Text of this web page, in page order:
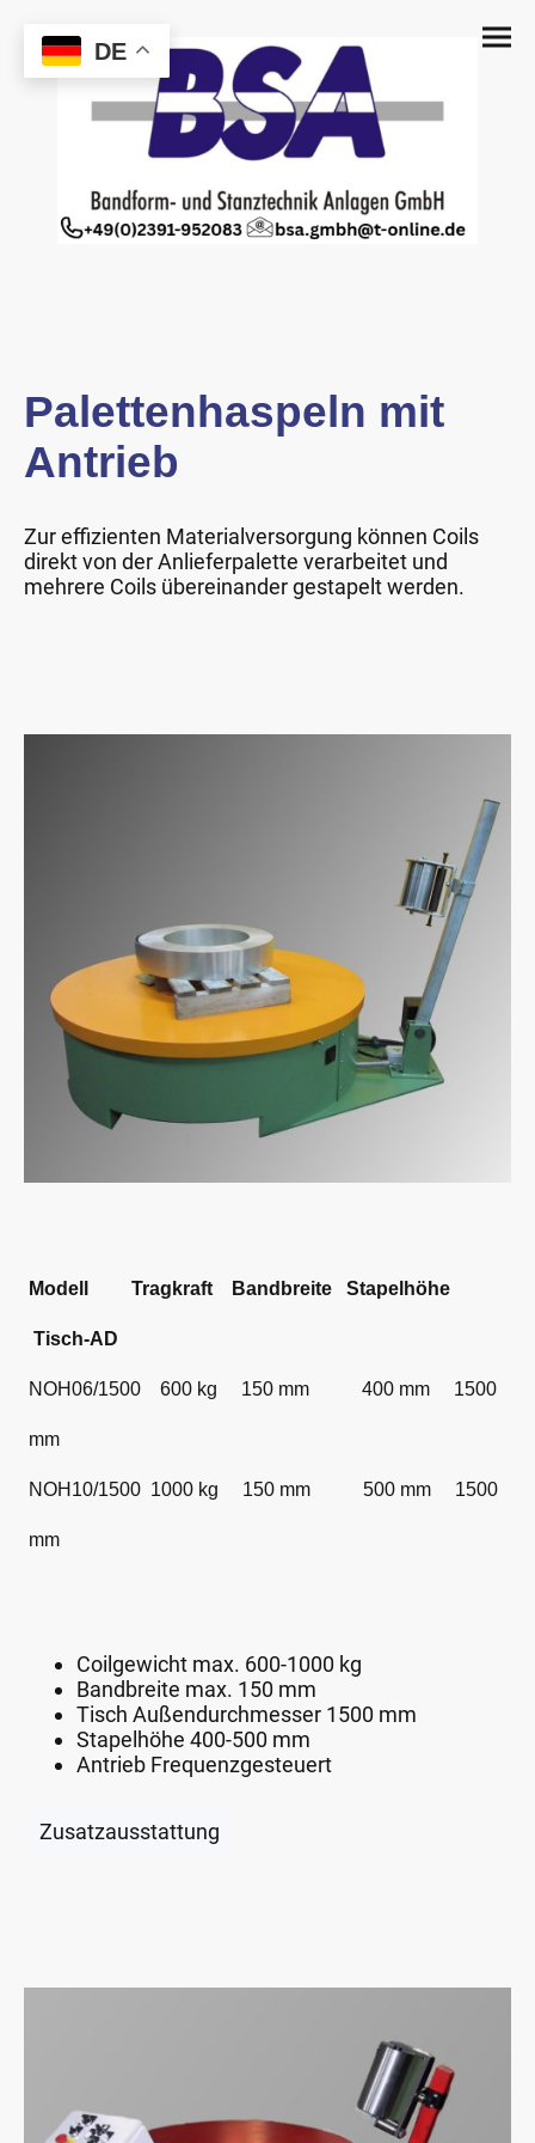
Palettenhaspeln mit
Antrieb
Zur effizienten Materialversorgung können Coils
direkt von der Anlieferpalette verarbeitet und
mehrere Coils übereinander gestapelt werden.
Modell Tragkraft Bandbreite Stapelhöhe
Tisch-AD
NOH06/1500 600 kg 150 mm 400 mm 1500
mm
NOH10/1500 1000 kg 150 mm 500 mm 1500
mm
Coilgewicht max. 600-1000 kg
Bandbreite max. 150 mm
Tisch Außendurchmesser 1500 mm
Stapelhöhe 400-500 mm
Antrieb Frequenzgesteuert
Zusatzausstattung
DE